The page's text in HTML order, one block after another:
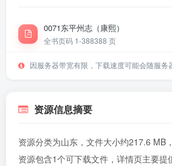
0071东平州志（康熙）
全书页码 1-388388 页
因服务器带宽有限，下载速度可能会随服务
资源信息摘要
资源分类为山东，文件大小约217.6 MB
资源包含1个可下载文件，详情页主要提